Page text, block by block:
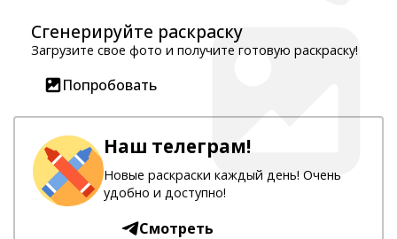
Сгенерируйте раскраску
Загрузите свое фото и получите готовую раскраску!
Попробовать
Наш телеграм!
Новые раскраски каждый день! Очень
удобно и доступно!
Смотреть